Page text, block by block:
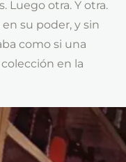
Luego otra. Y otra.
en su poder, y sin
como si una
en la